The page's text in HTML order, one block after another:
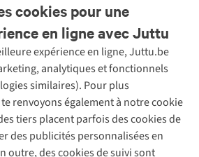
cookies pour une
en ligne avec Juttu
expérience en ligne, Juttu.be
analytiques et fonctionnels
similaires). Pour plus
renvoyons également à notre cookie
tiers placent parfois des cookies de
des publicités personnalisées en
outre, des cookies de suivi sont